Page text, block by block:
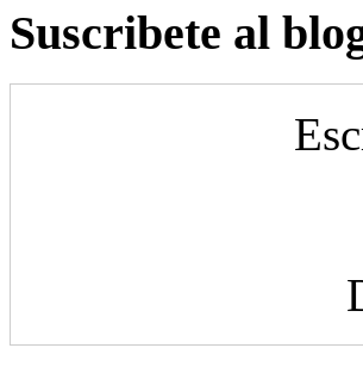
Suscribete al